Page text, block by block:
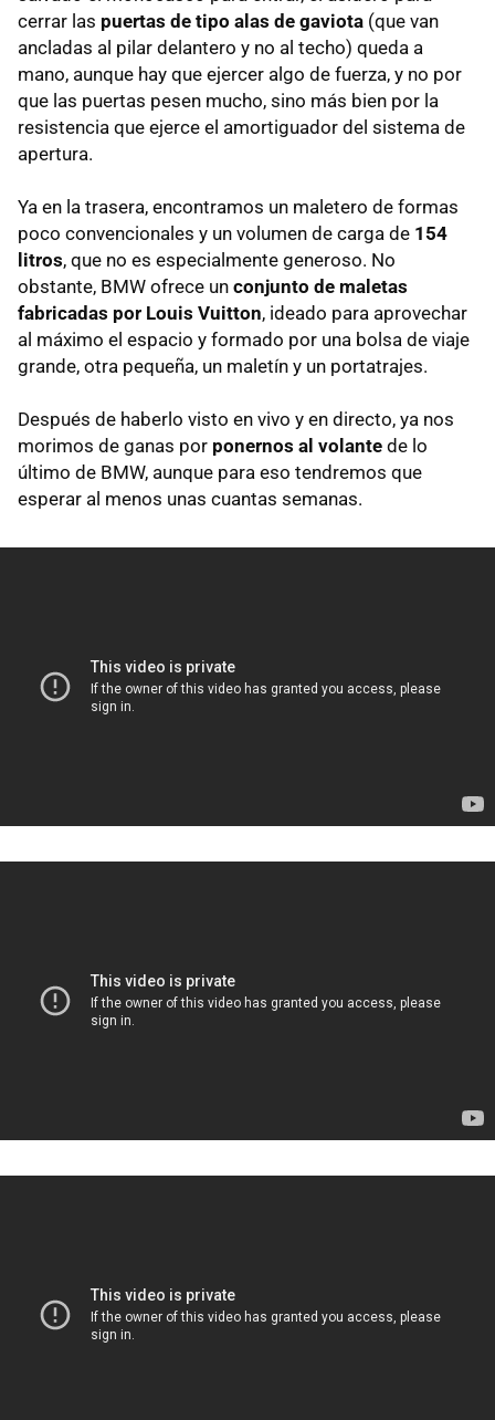
cerrar las puertas de tipo alas de gaviota (que van
ancladas al pilar delantero y no al techo) queda a
mano, aunque hay que ejercer algo de fuerza, y no por
que las puertas pesen mucho, sino más bien por la
resistencia que ejerce el amortiguador del sistema de
apertura.
Ya en la trasera, encontramos un maletero de formas
poco convencionales y un volumen de carga de 154
litros, que no es especialmente generoso. No
obstante, BMW ofrece un conjunto de maletas
fabricadas por Louis Vuitton, ideado para aprovechar
al máximo el espacio y formado por una bolsa de viaje
grande, otra pequeña, un maletín y un portatrajes.
Después de haberlo visto en vivo y en directo, ya nos
morimos de ganas por ponernos al volante de lo
último de BMW, aunque para eso tendremos que
esperar al menos unas cuantas semanas.